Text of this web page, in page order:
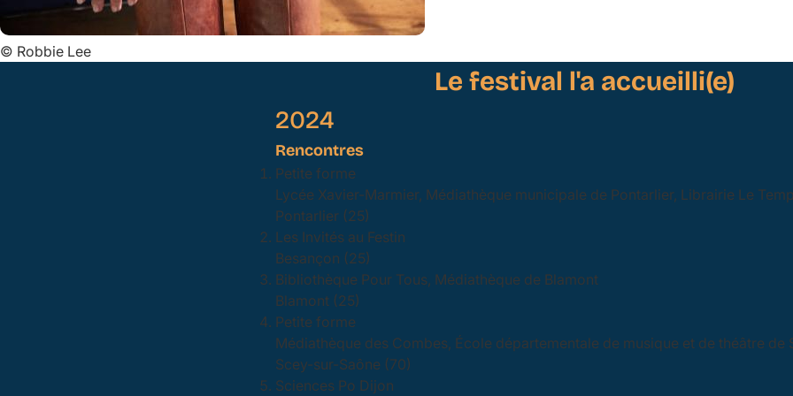
© Robbie Lee
Le festival l'a accueilli(e)
2024
Rencontres
Petite forme
Lycée Xavier-Marmier, Médiathèque municipale de Pontarlier, Librairie Le
Pontarlier (25)
Les Invités au Festin
Besançon (25)
Bibliothèque Pour Tous, Médiathèque de Blamont
Blamont (25)
Petite forme
Médiathèque des Combes, École départementale de musique et de théâtre de
Scey-sur-Saône (70)
Sciences Po Dijon